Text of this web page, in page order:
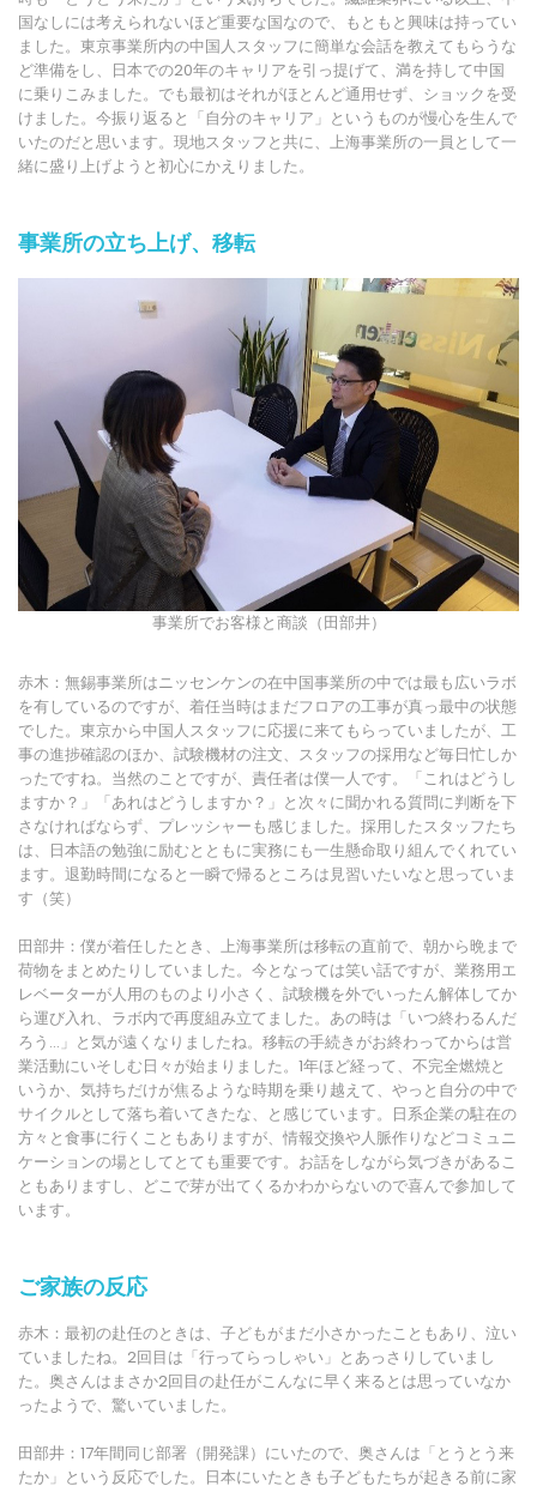
国なしには考えられないほど重要な国なので、もともと興味は持ってい
ました。東京事業所内の中国人スタッフに簡単な会話を教えてもらうな
ど準備をし、日本での20年のキャリアを引っ提げて、満を持して中国
に乗りこみました。でも最初はそれがほとんど通用せず、ショックを受
けました。今振り返ると「自分のキャリア」というものが慢心を生んで
いたのだと思います。現地スタッフと共に、上海事業所の一員として一
緒に盛り上げようと初心にかえりました。
事業所の立ち上げ、移転
事業所でお客様と商談（田部井）
赤木：無錫事業所はニッセンケンの在中国事業所の中では最も広いラボ
を有しているのですが、着任当時はまだフロアの工事が真っ最中の状態
でした。東京から中国人スタッフに応援に来てもらっていましたが、工
事の進捗確認のほか、試験機材の注文、スタッフの採用など毎日忙しか
ったですね。当然のことですが、責任者は僕一人です。「これはどうし
ますか？」「あれはどうしますか？」と次々に聞かれる質問に判断を下
さなければならず、プレッシャーも感じました。採用したスタッフたち
は、日本語の勉強に励むとともに実務にも一生懸命取り組んでくれてい
ます。退勤時間になると一瞬で帰るところは見習いたいなと思っていま
す（笑）
田部井：僕が着任したとき、上海事業所は移転の直前で、朝から晩まで
荷物をまとめたりしていました。今となっては笑い話ですが、業務用エ
レベーターが人用のものより小さく、試験機を外でいったん解体してか
ら運び入れ、ラボ内で再度組み立てました。あの時は「いつ終わるんだ
ろう…」と気が遠くなりましたね。移転の手続きがお終わってからは営
業活動にいそしむ日々が始まりました。1年ほど経って、不完全燃焼と
いうか、気持ちだけが焦るような時期を乗り越えて、やっと自分の中で
サイクルとして落ち着いてきたな、と感じています。日系企業の駐在の
方々と食事に行くこともありますが、情報交換や人脈作りなどコミュニ
ケーションの場としてとても重要です。お話をしながら気づきがあるこ
ともありますし、どこで芽が出てくるかわからないので喜んで参加して
います。
ご家族の反応
赤木：最初の赴任のときは、子どもがまだ小さかったこともあり、泣い
ていましたね。2回目は「行ってらっしゃい」とあっさりしていまし
た。奥さんはまさか2回目の赴任がこんなに早く来るとは思っていなか
ったようで、驚いていました。
田部井：17年間同じ部署（開発課）にいたので、奥さんは「とうとう来
たか」という反応でした。日本にいたときも子どもたちが起きる前に家